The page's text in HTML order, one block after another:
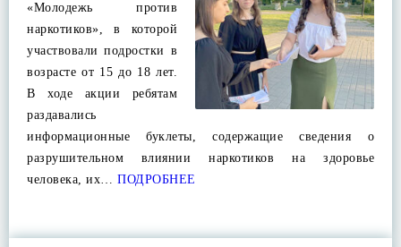
«Молодежь против
наркотиков», в которой
участвовали подростки в
возрасте от 15 до 18 лет.
В ходе акции ребятам
раздавались
информационные буклеты, содержащие сведения о
разрушительном влиянии наркотиков на здоровье
человека, их… ПОДРОБНЕЕ